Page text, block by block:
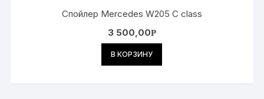
Спойлер Mercedes W205 C class
3 500,00Р
В КОРЗИНУ